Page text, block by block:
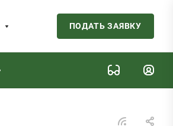
ПОДАТЬ ЗАЯВКУ